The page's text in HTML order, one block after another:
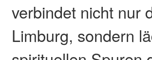
verbindet nicht nur
Limburg, sondern